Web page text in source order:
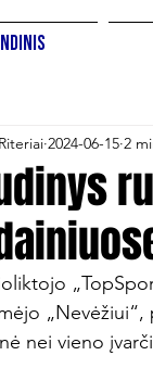
Riteriai 2024-06-15 2
nei vieno